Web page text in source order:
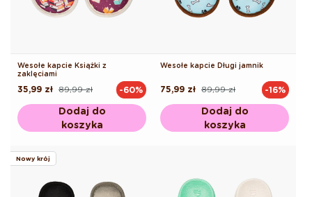
Wesołe kapcie Książki z
zaklęciami
Cena
89,99 zł
Cena
35,99 zł -60%
Dodaj do
koszyka
Wesołe kapcie Długi jamnik
Cena
89,99 zł
Cena
75,99 zł -16%
Dodaj do
koszyka
Nowy krój